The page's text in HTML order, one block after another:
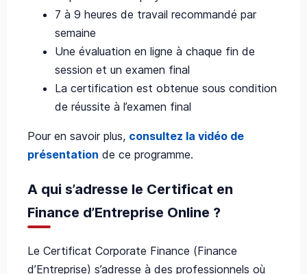
7 à 9 heures de travail recommandé par
semaine
Une évaluation en ligne à chaque fin de
session et un examen final
La certification est obtenue sous condition
de réussite à l’examen final
Pour en savoir plus, consultez la vidéo de
présentation de ce programme.
A qui s’adresse le Certificat en
Finance d’Entreprise Online ?
Le Certificat Corporate Finance (Finance
d’Entreprise) s’adresse à des professionnels où